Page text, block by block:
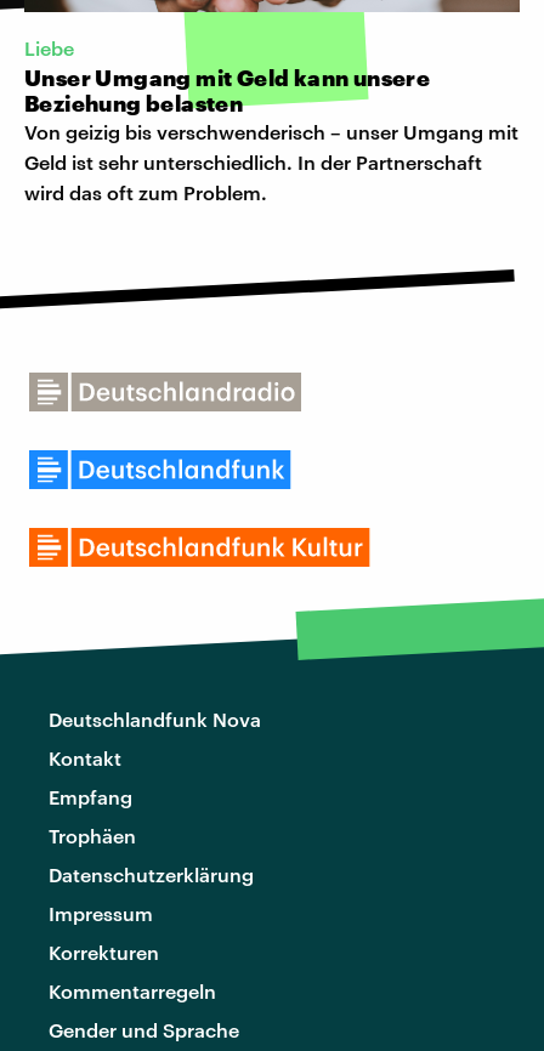
Liebe
Unser Umgang mit Geld kann unsere
Beziehung belasten
Von geizig bis verschwenderisch – unser Umgang mit
Geld ist sehr unterschiedlich. In der Partnerschaft
wird das oft zum Problem.
Deutschlandfunk Nova
Kontakt
Empfang
Trophäen
Datenschutzerklärung
Impressum
Korrekturen
Kommentarregeln
Gender und Sprache